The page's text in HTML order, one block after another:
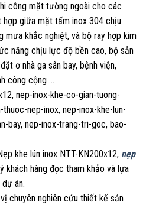
công mặt tường ngoài cho các
giữa mặt tấm inox 304 chịu
khắc nghiệt, và bộ ray hợp kim
năng chịu lực độ bền cao, bộ sản
ơ nhà ga sân bay, bệnh viện,
công cộng …
khe lún inox NTT-KN200x12, nẹp
khách hàng đọc tham khảo và lựa
án.
chuyên nghiên cứu thiết kế sản